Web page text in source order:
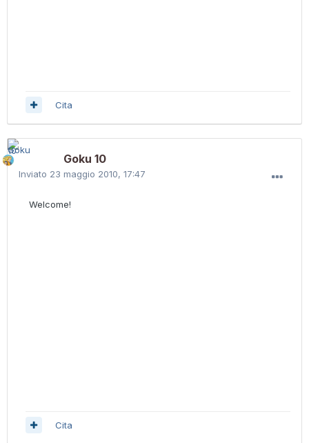
Cita
Goku 10
Inviato 23 maggio 2010, 17:47
Welcome!
Cita